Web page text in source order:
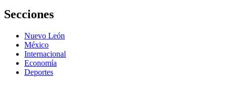
Secciones
Nuevo León
México
Internacional
Economía
Deportes